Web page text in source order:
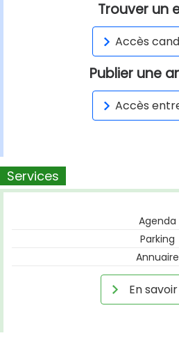
Trouver un
Accès
Publier une
Accès
Services
Agenda
Parking
Annuaire
En